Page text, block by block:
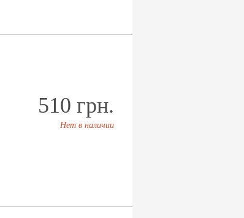
510 грн.
Нет в наличии